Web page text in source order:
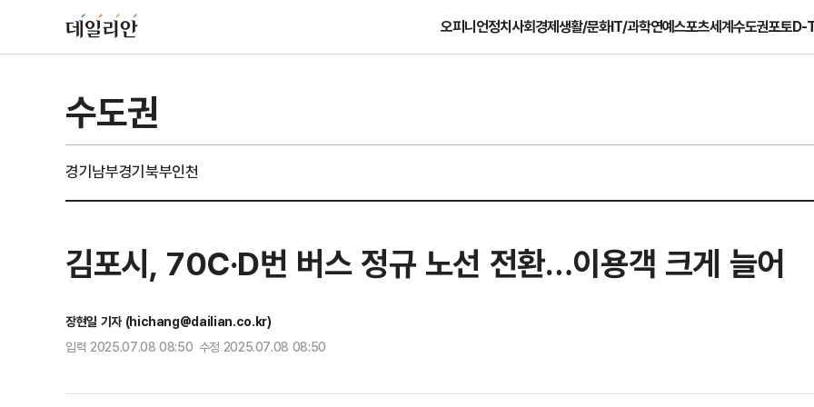
오피니언정치사회경제생활/문화IT/과학연예스포츠세계수도권포토D-
수도권
경기남부경기북부인천
김포시, 70C·D번 버스 정규 노선 전환…이용객 크게 늘어
장현일 기자 (hichang@dailian.co.kr)
입력 2025.07.08 08:50 수정 2025.07.08 08:50